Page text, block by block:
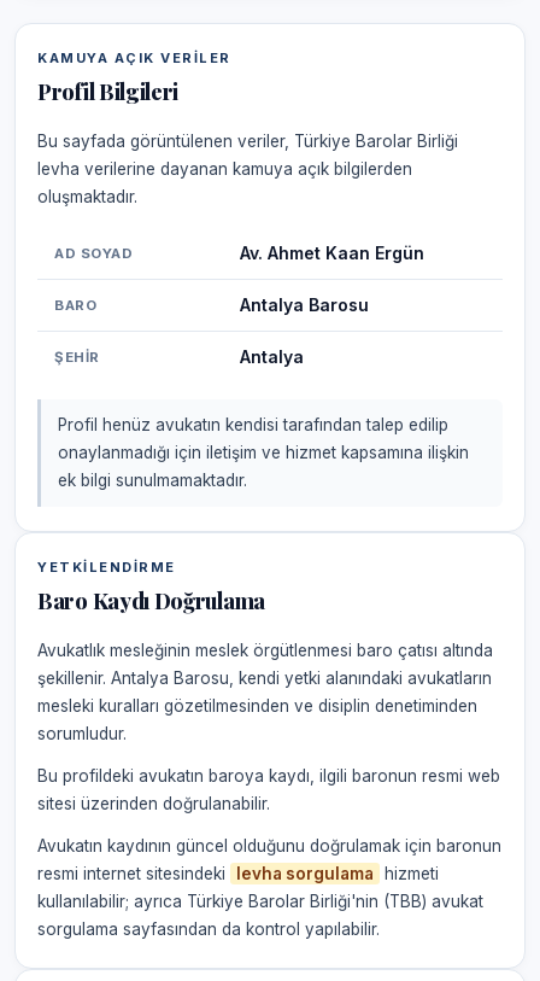
KAMUYA AÇIK VERILER
Profil Bilgileri
Bu sayfada görüntülenen veriler, Türkiye Barolar Birliği
levha verilerine dayanan kamuya açık bilgilerden
oluşmaktadır.
AD SOYAD Av. Ahmet Kaan Ergün
BARO Antalya Barosu
ŞEHIR Antalya
Profil henüz avukatın kendisi tarafından talep edilip
onaylanmadığı için iletişim ve hizmet kapsamına ilişkin
ek bilgi sunulmamaktadır.
YETKILENDIRME
Baro Kaydı Doğrulama
Avukatlık mesleğinin meslek örgütlenmesi baro çatısı altında
şekillenir. Antalya Barosu, kendi yetki alanındaki avukatların
mesleki kuralları gözetilmesinden ve disiplin denetiminden
sorumludur.
Bu profildeki avukatın baroya kaydı, ilgili baronun resmi web
sitesi üzerinden doğrulanabilir.
Avukatın kaydının güncel olduğunu doğrulamak için baronun
resmi internet sitesindeki
levha sorgulama
hizmeti
kullanılabilir; ayrıca Türkiye Barolar Birliği'nin (TBB) avukat
sorgulama sayfasından da kontrol yapılabilir.